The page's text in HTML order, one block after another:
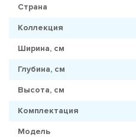
Страна
Коллекция
Ширина, см
Глубина, см
Высота, см
Комплектация
Модель